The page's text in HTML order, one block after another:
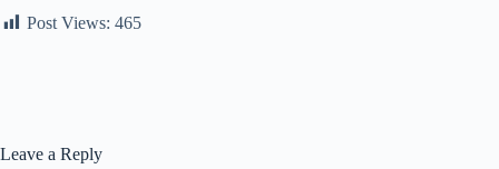
Post Views: 465
Leave a Reply